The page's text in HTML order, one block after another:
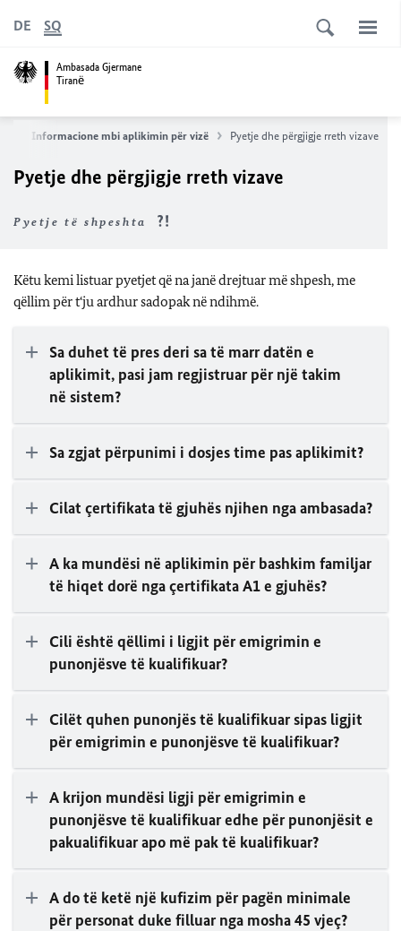
Ambasada Gjermane
Tiranё
DE SQ
Informacione mbi aplikimin për vizë Pyetje dhe përgjigje rreth vizave
Pyetje dhe përgjigje rreth vizave
Pyetje të shpeshta
Këtu kemi listuar pyetjet që na janë drejtuar më shpesh, me
qëllim për t‘ju ardhur sadopak në ndihmë.
Sa duhet të pres deri sa të marr datën e
aplikimit, pasi jam regjistruar për një takim
në sistem?
Sa zgjat përpunimi i dosjes time pas aplikimit?
Cilat çertifikata të gjuhës njihen nga ambasada?
A ka mundësi në aplikimin për bashkim familjar
të hiqet dorë nga çertifikata A1 e gjuhës?
Cili është qëllimi i ligjit për emigrimin e
punonjësve të kualifikuar?
Cilët quhen punonjës të kualifikuar sipas ligjit
për emigrimin e punonjësve të kualifikuar?
A krijon mundësi ligji për emigrimin e
punonjësve të kualifikuar edhe për punonjësit e
pakualifikuar apo më pak të kualifikuar?
A do të ketë një kufizim për pagën minimale
për personat duke filluar nga mosha 45 vjeç?